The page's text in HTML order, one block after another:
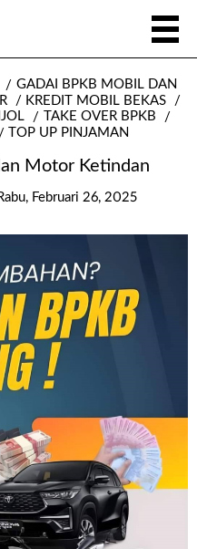
GADAI BPKB MOBIL DAN
KREDIT MOBIL BEKAS
TAKE OVER BPKB
TOP UP PINJAMAN
Motor Ketindan
Februari 26, 2025